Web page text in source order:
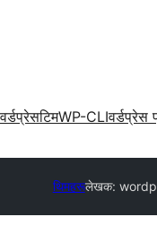
टिमWP-CLIवर्डप्रेस
थिमहरूलेखक: